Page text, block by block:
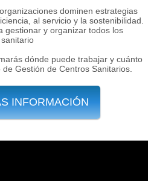
dominen estrategias
al servicio y la sostenibilidad.
gestionar y organizar todos los
dónde puede trabajar y cuánto
Gestión de Centros Sanitarios.
INFORMACIÓN